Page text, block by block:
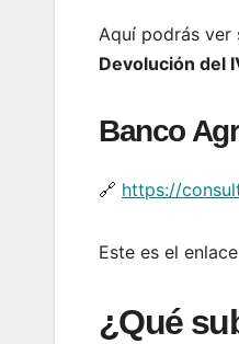
Aquí podrás ver
Devolución del
Banco
🔗 https://
Este es el
¿Qué